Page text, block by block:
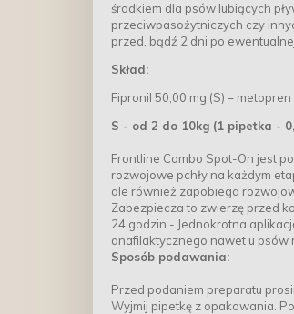
środkiem dla psów lubiących
przeciwpasożytniczych czy
przed, bądź 2 dni po
Skład:
Fipronil 50,00 mg (S) –
S - od 2 do 10kg (1 pipetka -
Frontline Combo Spot-On jest
rozwojowe pchły na każdym
ale również zapobiega
Zabezpiecza to zwierzę przed
24 godzin - Jednokrotna
anafilaktycznego nawet u psów
Sposób podawania:
Przed podaniem preparatu
Wyjmij pipetkę z opakowania.